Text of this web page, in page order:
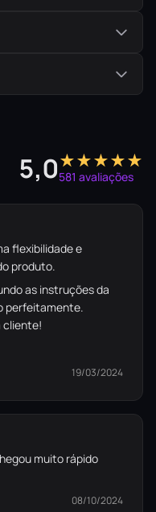
5,0★★★★★
581 avaliações
flexibilidade e
produto.
as instruções da
perfeitamente.
cliente!
19/03/2024
muito rápido
08/10/2024